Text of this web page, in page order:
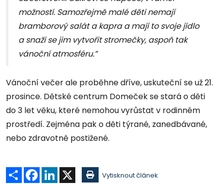
možností. Samozřejmě malé děti nemají
bramborový salát a kapra a mají to svoje jídlo
a snaží se jim vytvořit stromečky, aspoň tak
vánoční atmosféru.”
Vánoční večer ale proběhne dříve, uskuteční se už 21.
prosince. Dětské centrum Domeček se stará o děti
do 3 let věku, které nemohou vyrůstat v rodinném
prostředí. Zejména pak o děti týrané, zanedbávané,
nebo zdravotně postižené.
Sdílet Facebook
LinkedIn Vytisknout článek